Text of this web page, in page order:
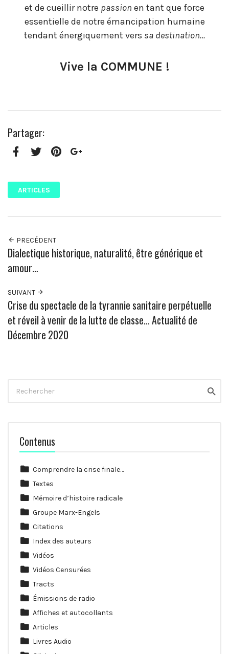
et de cueillir notre passion en tant que force
essentielle de notre émancipation humaine
tendant énergiquement vers sa destination…
Vive la COMMUNE !
Partager:
ARTICLES
PRECÉDENT
Dialectique historique, naturalité, être générique et
amour…
SUIVANT
Crise du spectacle de la tyrannie sanitaire perpétuelle
et réveil à venir de la lutte de classe… Actualité de
Décembre 2020
Contenus
Comprendre la crise finale…
Textes
Mémoire d’histoire radicale
Groupe Marx-Engels
Citations
Index des auteurs
Vidéos
Vidéos Censurées
Tracts
Émissions de radio
Affiches et autocollants
Articles
Livres Audio